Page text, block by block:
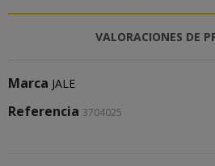
VALORACIONES DE
Marca JALE
Referencia 3704025